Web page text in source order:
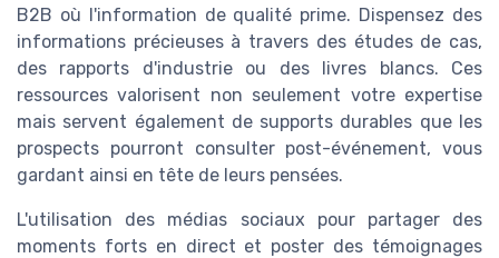
B2B où l'information de qualité prime. Dispensez des
informations précieuses à travers des études de cas,
des rapports d'industrie ou des livres blancs. Ces
ressources valorisent non seulement votre expertise
mais servent également de supports durables que les
prospects pourront consulter post-événement, vous
gardant ainsi en tête de leurs pensées.
L'utilisation des médias sociaux pour partager des
moments forts en direct et poster des témoignages